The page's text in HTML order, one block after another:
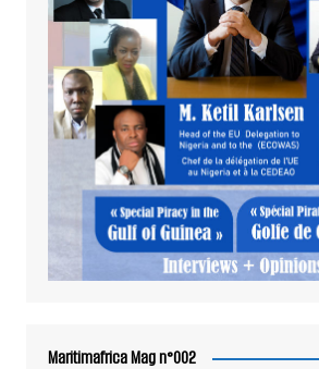
Maritimafrica Mag n°002